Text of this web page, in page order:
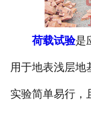
荷载试验是
用于地表浅层地
实验简单易行，